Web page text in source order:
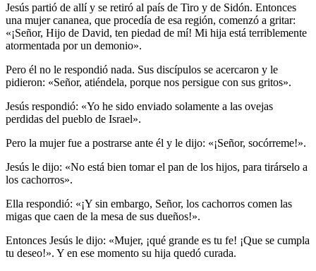
Jesús partió de allí y se retiró al país de Tiro y de Sidón. Entonces
una mujer cananea, que procedía de esa región, comenzó a gritar:
«¡Señor, Hijo de David, ten piedad de mí! Mi hija está terriblemente
atormentada por un demonio».
Pero él no le respondió nada. Sus discípulos se acercaron y le
pidieron: «Señor, atiéndela, porque nos persigue con sus gritos».
Jesús respondió: «Yo he sido enviado solamente a las ovejas
perdidas del pueblo de Israel».
Pero la mujer fue a postrarse ante él y le dijo: «¡Señor, socórreme!».
Jesús le dijo: «No está bien tomar el pan de los hijos, para tirárselo a
los cachorros».
Ella respondió: «¡Y sin embargo, Señor, los cachorros comen las
migas que caen de la mesa de sus dueños!».
Entonces Jesús le dijo: «Mujer, ¡qué grande es tu fe! ¡Que se cumpla
tu deseo!». Y en ese momento su hija quedó curada.